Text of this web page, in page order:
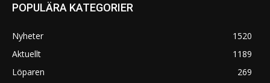
POPULÄRA KATEGORIER
Nyheter
1520
Aktuellt
1189
Löparen
269